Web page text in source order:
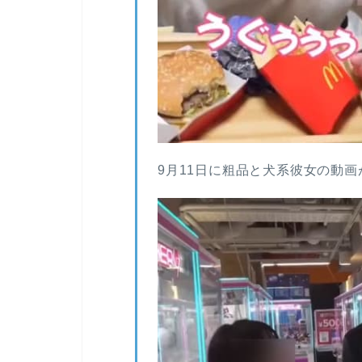
9月11日に粗品と犬系彼女の動画